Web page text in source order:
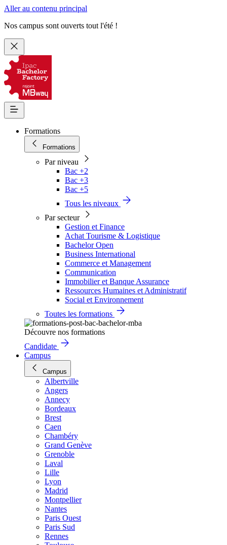
Aller au contenu principal
Nos campus sont ouverts tout l'été !
Formations
Formations
Par niveau
Bac +2
Bac +3
Bac +5
Tous les niveaux
Par secteur
Gestion et Finance
Achat Tourisme & Logistique
Bachelor Open
Business International
Commerce et Management
Communication
Immobilier et Banque Assurance
Ressources Humaines et Administratif
Social et Environnement
Toutes les formations
Découvre nos formations
Candidate
Campus
Campus
Albertville
Angers
Annecy
Bordeaux
Brest
Caen
Chambéry
Grand Genève
Grenoble
Laval
Lille
Lyon
Madrid
Montpellier
Nantes
Paris Ouest
Paris Sud
Rennes